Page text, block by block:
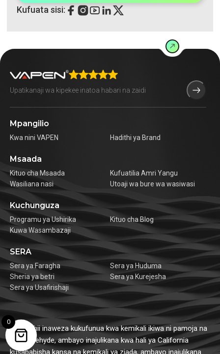
Kufuata sisi:
Mpangilio
Kwa nini VAPEN Hadithi ya Brand
Msaada
Kituo cha Msaada
Kufuatilia Amri Yangu
Wasiliana nasi
Utoaji wa bure wa wasiwasi
Kuchunguza
Programu ya Ushirika
Kituo cha Blog
Kuwa Wasambazaji
SERA
Sera ya Faragha
Sera ya Huduma
Sheria ya betri
Sera ya Kurejesha
Sera ya Usafirishaji
Bidhaa hii inaweza kukufunua kwa kemikali ikiwa ni pamoja na
formaldehyde, ambayo inajulikana kwa hali ya California
kusababisha kansa na kemikali ya ziada, ambayo inajulikana
0